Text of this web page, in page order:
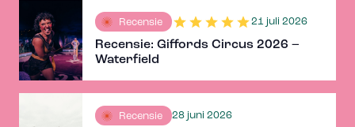
Recensie 21 juli 2026
Recensie: Giffords Circus 2026 –
Waterfield
Recensie 28 juni 2026